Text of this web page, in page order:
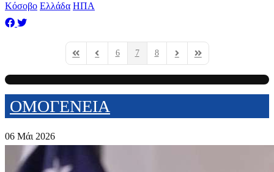
Κόσοβο Ελλάδα ΗΠΑ
First PagePrevious Page
6 7 8
Next PageLast Page
ΟΜΟΓΕΝΕΙΑ
06 Μάι 2026